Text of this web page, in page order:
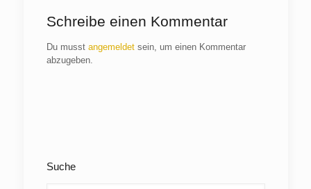
Schreibe einen Kommentar
Du musst angemeldetsein, um einen Kommentar
abzugeben.
Suche